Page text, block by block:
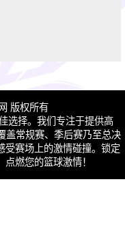
版权所有
选择。我们专注于提供高
盖常规赛、季后赛乃至总决
受赛场上的激情碰撞。锁定
燃您的篮球激情！